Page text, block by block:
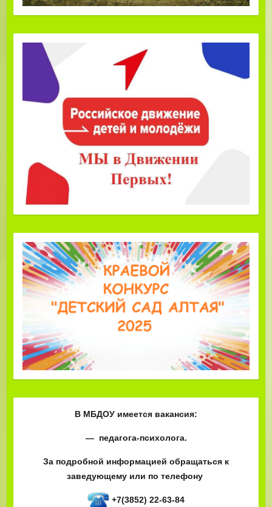
В МБДОУ имеется вакансия:
— педагога-психолога.
За подробной информацией обращаться к
заведующему или по телефону
+7(3852) 22-63-84